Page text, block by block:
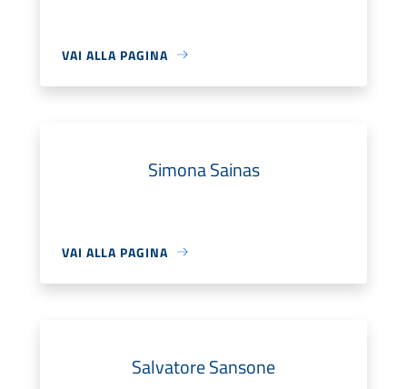
VAI ALLA PAGINA
Simona Sainas
VAI ALLA PAGINA
Salvatore Sansone